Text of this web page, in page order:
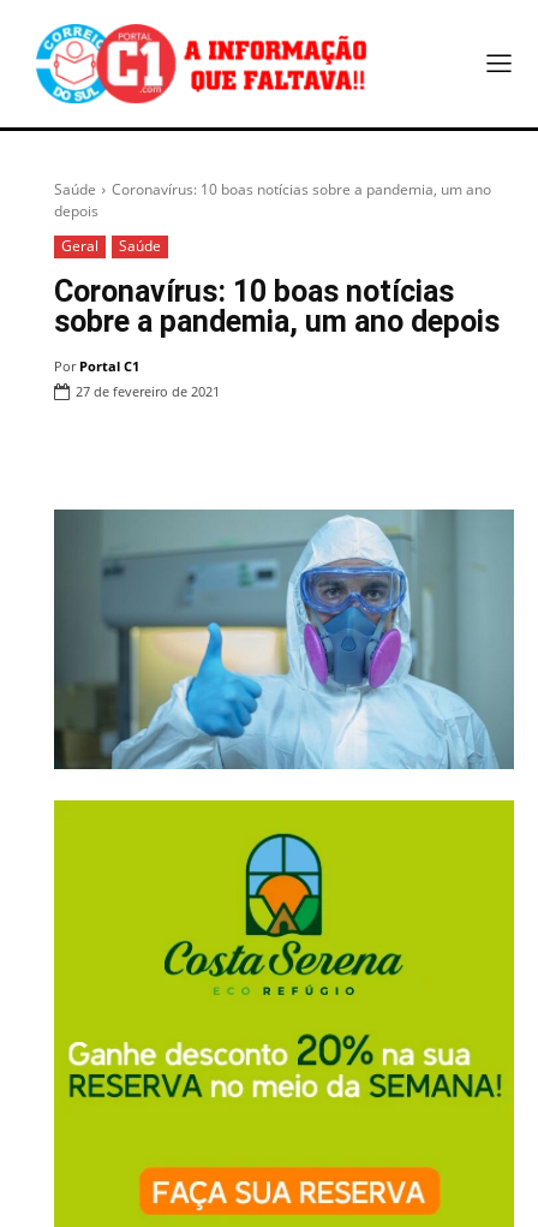
Saúde
Coronavírus: 10 boas notícias sobre a pandemia, um ano
depois
Geral
Saúde
Coronavírus: 10 boas notícias
sobre a pandemia, um ano depois
Por Portal C1
27 de fevereiro de 2021